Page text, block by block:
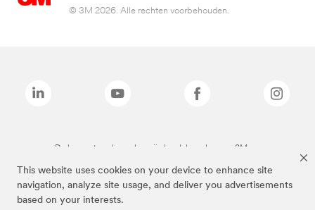
This website uses cookies on your device to enhance site
navigation, analyze site usage, and deliver you advertisements
based on your interests.
© 3M 2026. Alle rechten voorbehouden.
De bovenstaande merken zijn handelsmerken van 3M.we